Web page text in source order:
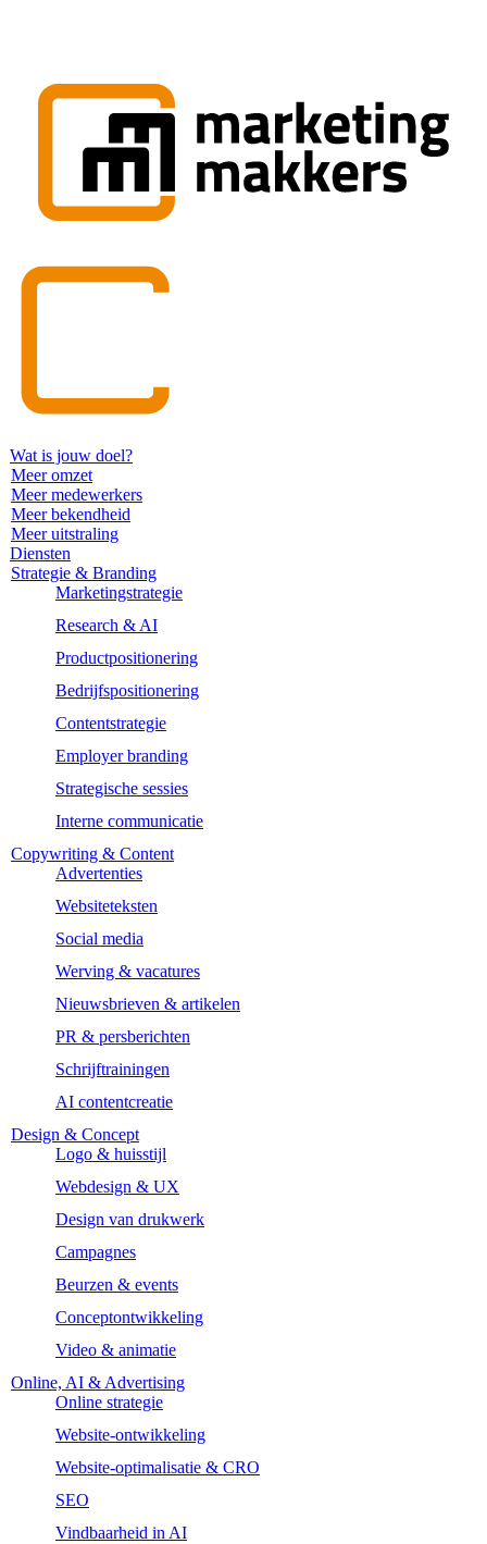
Wat is jouw doel?
Meer omzet
Meer medewerkers
Meer bekendheid
Meer uitstraling
Diensten
Strategie & Branding
Marketingstrategie
Research & AI
Productpositionering
Bedrijfspositionering
Contentstrategie
Employer branding
Strategische sessies
Interne communicatie
Copywriting & Content
Advertenties
Websiteteksten
Social media
Werving & vacatures
Nieuwsbrieven & artikelen
PR & persberichten
Schrijftrainingen
AI contentcreatie
Design & Concept
Logo & huisstijl
Webdesign & UX
Design van drukwerk
Campagnes
Beurzen & events
Conceptontwikkeling
Video & animatie
Online, AI & Advertising
Online strategie
Website-ontwikkeling
Website-optimalisatie & CRO
SEO
Vindbaarheid in AI